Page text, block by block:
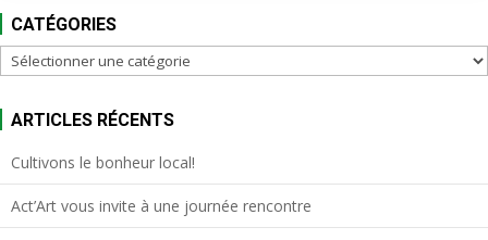
CATÉGORIES
Catégories
ARTICLES RÉCENTS
Cultivons le bonheur local!
Act’Art vous invite à une journée rencontre